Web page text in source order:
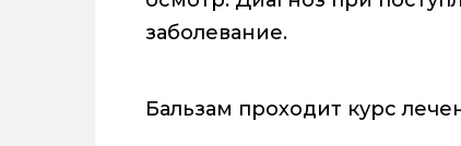
заболевание.
Бальзам проходит курс